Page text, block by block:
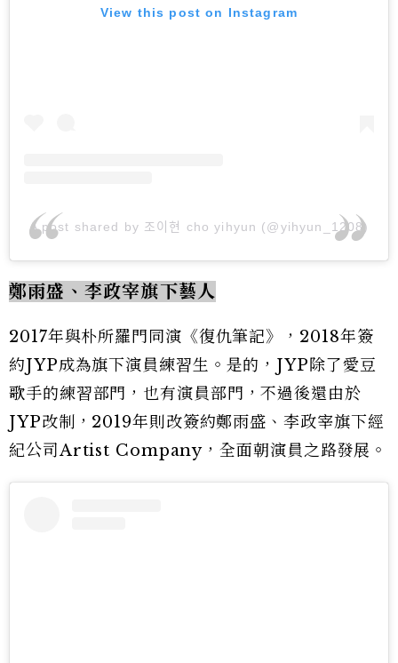
View this post on Instagram
A post shared by 조이현 cho yihyun (@yihyun_1208)
鄭雨盛、李政宰旗下藝人
2017年與朴所羅門同演《復仇筆記》，2018年簽
約JYP成為旗下演員練習生。是的，JYP除了愛豆
歌手的練習部門，也有演員部門，不過後還由於
JYP改制，2019年則改簽約鄭雨盛、李政宰旗下經
紀公司Artist Company，全面朝演員之路發展。